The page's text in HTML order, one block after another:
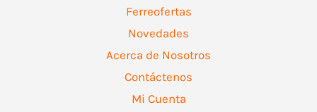
Ferreofertas
Novedades
Acerca de Nosotros
Contáctenos
Mi Cuenta